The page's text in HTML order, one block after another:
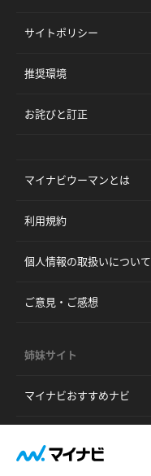
サイトポリシー
推奨環境
お詫びと訂正
マイナビウーマンとは
利用規約
個人情報の取扱いについて
ご意見・ご感想
姉妹サイト
マイナビおすすめナビ